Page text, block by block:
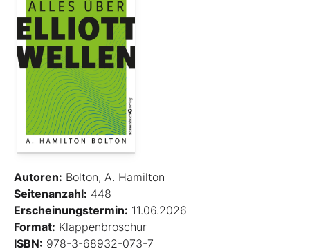
Autoren: Bolton, A. Hamilton
Seitenanzahl: 448
Erscheinungstermin: 11.06.2026
Format: Klappenbroschur
ISBN: 978-3-68932-073-7